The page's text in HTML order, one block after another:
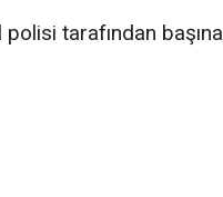
polisi tarafından başına